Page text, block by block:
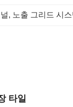
, 노출 그리드 시
타일